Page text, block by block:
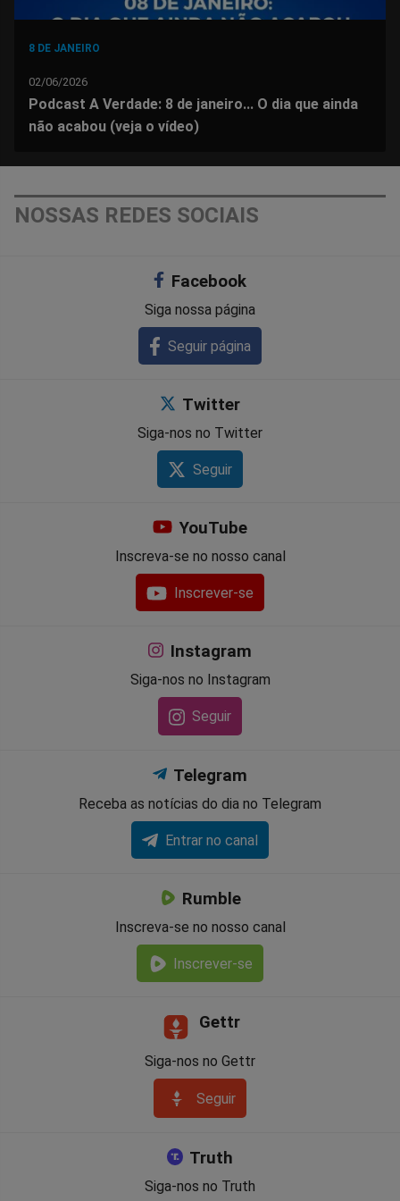
8 DE JANEIRO
02/06/2026
Podcast A Verdade: 8 de janeiro... O dia que ainda
não acabou (veja o vídeo)
NOSSAS REDES SOCIAIS
Facebook
Siga nossa página
Seguir página
Twitter
Siga-nos no Twitter
Seguir
YouTube
Inscreva-se no nosso canal
Inscrever-se
Instagram
Siga-nos no Instagram
Seguir
Telegram
Receba as notícias do dia no Telegram
Entrar no canal
Rumble
Inscreva-se no nosso canal
Inscrever-se
Gettr
Siga-nos no Gettr
Seguir
Truth
Siga-nos no Truth